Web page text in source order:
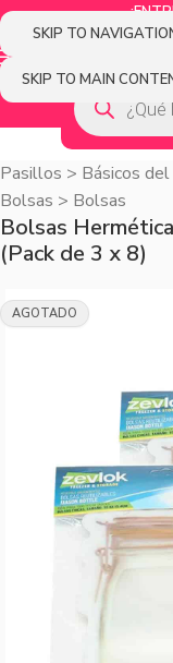
SKIP TO
SKIP TO MAIN
Pasillos > Básicos
Bolsas > Bolsas
Bolsas
(Pack de 3 x 8)
AGOTADO